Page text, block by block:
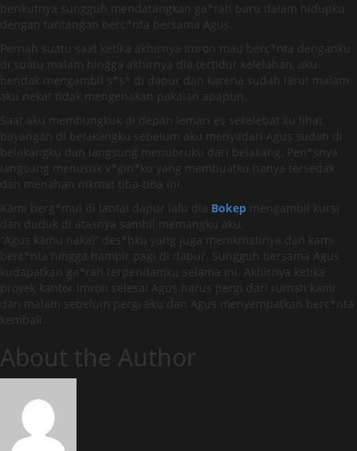
berikutnya sungguh mendatangkan ga*rah baru dalam hidupku
dengan tantangan berc*nta bersama Agus.
Pernah suatu saat ketika akhirnya Imron mau berc*nta denganku
di suatu malam hingga akhirnya dia tertidur kelelahan, aku
hendak mengambil s*s* di dapur dan karena sudah larut malam
aku nekat tidak mengenakan pakaian apapun.
Saat aku membungkuk di depan lemari es sekelebat ku lihat
bayangan di belakangku sebelum aku menyadari Agus sudah di
belakangku dan langsung menubruku dari belakang. Pen*snya
langsung menusuk v*gin*ku yang membuatku hanya tersedak
dan menahan nikmat tiba-tiba ini.
Kami berg*mul di lantai dapur lalu dia Bokep mengambil kursi
dan duduk di atasnya sambil memangku aku,
“Agus kamu nakal” des*hku yang juga menikmatinya dan kami
berc*nta hingga hampir pagi di dapur. Sungguh bersama Agus
kudapatkan ga*rah terpendamku selama ini. Akhirnya ketika
proyek kantor Imron selesai Agus harus pergi dari rumah kami
dan malam sebelum pergi aku dan Agus menyempatkan berc*nta
kembali.
About the Author